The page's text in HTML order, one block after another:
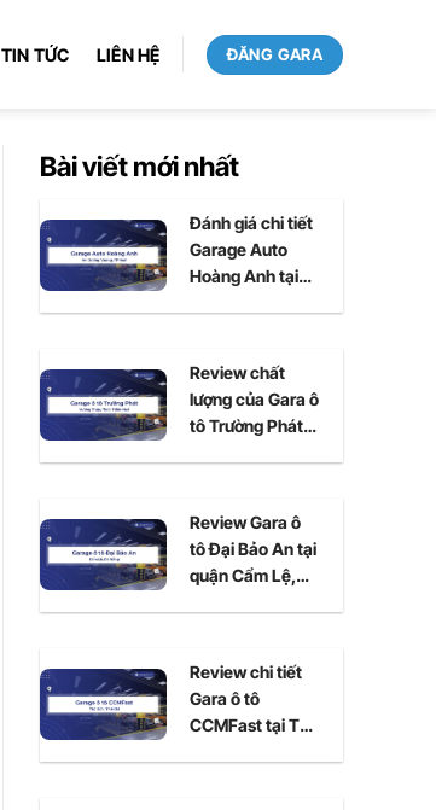
TIN TỨC LIÊN HỆ ĐĂNG GARA
Bài viết mới nhất
Đánh giá chi tiết
Garage Auto
Hoàng Anh tại
Review chất
lượng của Gara ô
tô Trường Phát
Review Gara ô
tô Đại Bảo An tại
quận Cẩm Lệ,
Review chi tiết
Gara ô tô
CCMFast tại Thủ